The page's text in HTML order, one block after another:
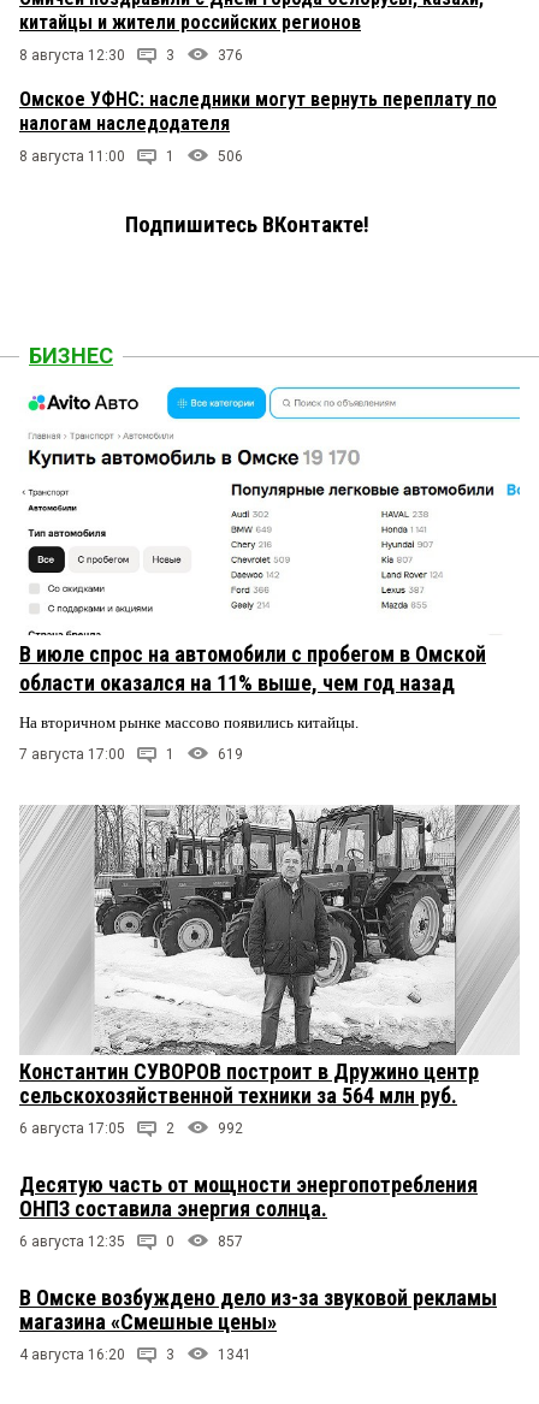
китайцы и жители российских регионов
8 августа 12:30 3 376
Омское УФНС: наследники могут вернуть переплату по
налогам наследодателя
8 августа 11:00 1 506
Подпишитесь ВКонтакте!
БИЗНЕС
В июле спрос на автомобили с пробегом в Омской
области оказался на 11% выше, чем год назад
На вторичном рынке массово появились китайцы.
7 августа 17:00 1 619
Константин СУВОРОВ построит в Дружино центр
сельскохозяйственной техники за 564 млн руб.
6 августа 17:05 2 992
Десятую часть от мощности энергопотребления
ОНПЗ составила энергия солнца.
6 августа 12:35 0 857
В Омске возбуждено дело из-за звуковой рекламы
магазина «Смешные цены»
4 августа 16:20 3 1341